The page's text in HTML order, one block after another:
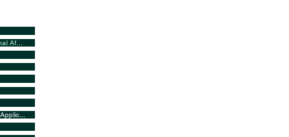
Af...